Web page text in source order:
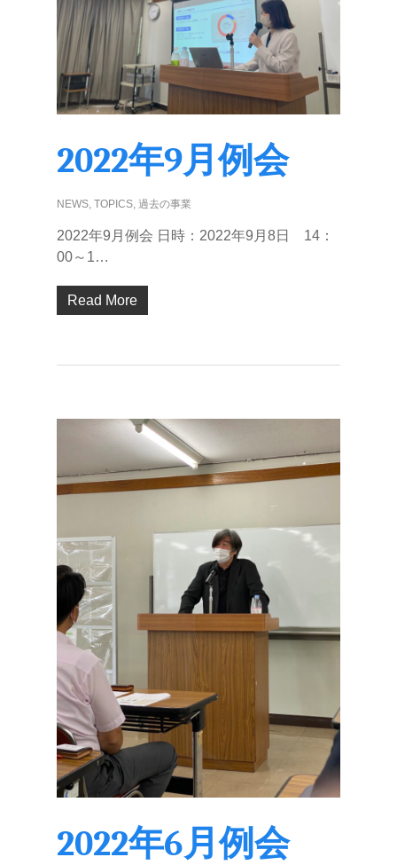
2022年9月例会
NEWS, TOPICS, 過去の事業
2022年9月例会 日時：2022年9月8日 14：
00～1…
Read More
2022年6月例会